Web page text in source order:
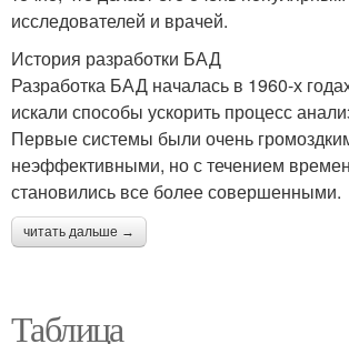
исследователей и врачей.
История разработки БАД
Разработка БАД началась в 1960-х
искали способы ускорить процесс
Первые системы были очень
неэффективными, но с течением
становились все более совершенными.
читать дальше →
Таблица